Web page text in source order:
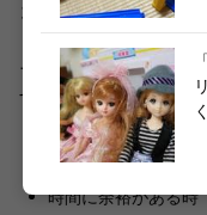
コに入れようか」と
その中のおもちゃは
すが……。
自分が元気な時
時間に余裕がある時